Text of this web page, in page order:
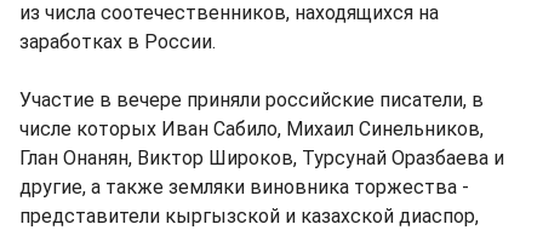
из числа соотечественников, находящихся на
заработках в России.
Участие в вечере приняли российские писатели, в
числе которых Иван Сабило, Михаил Синельников,
Глан Онанян, Виктор Широков, Турсунай Оразбаева и
другие, а также земляки виновника торжества -
представители кыргызской и казахской диаспор,